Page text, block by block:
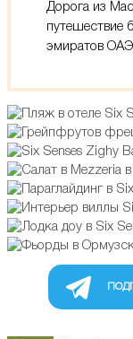
Дорога из
путешествие
эмиратов